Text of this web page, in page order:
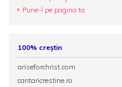
Pune-l pe pagina ta
100% creștin
ariseforchrist.com
cantaricrestine.ro